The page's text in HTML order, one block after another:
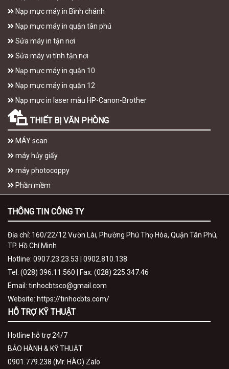
Nạp mực máy in Bình chánh
Nạp mực máy in quận tân phú
Sửa máy in tận nơi
Sửa máy vi tính tận nơi
Nạp mực máy in quận 10
Nạp mực máy in quận 12
Nạp mực in laser màu HP-Canon-Brother
THIẾT BỊ VĂN PHÒNG
MÁY scan
máy hủy giấy
máy photocoppy
Phần mềm
THÔNG TIN CÔNG TY
Địa chỉ: 160/22/12 Vườn Lài, Phường Phú Thọ Hòa, Quận Tân Phú,
TP. Hồ Chí Minh
Hotline: 0907.23.23.53 | 0902.810.138
Tel: (028) 396.11.560 | Fax: (028) 225.347.46
Email: tinhocbtsco@gmail.com
Website: https://tinhocbts.com/
HỖ TRỢ KỸ THUẬT
Hotline hỗ trợ 24/7
BẢO HÀNH & KỸ THUẬT
0901.779.238 (Mr. HÀO) Zalo